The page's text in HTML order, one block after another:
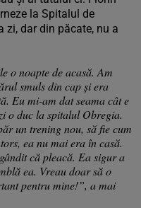
la Spitalul de
zi, dar din păcate, nu a
o noapte de acasă. Am
smuls din cap și era
Eu mi-am dat seama cât e
o duc la spitalul Obregia.
un trening nou, să fie cum
ea nu mai era în casă.
că pleacă. Ea sigur a
ea. Vreau doar să o
pentru mine!”, a mai